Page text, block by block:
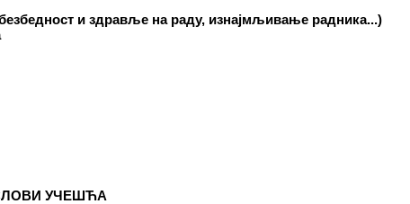
и здравље на раду, изнајмљивање радника...)
УЧЕШЋА